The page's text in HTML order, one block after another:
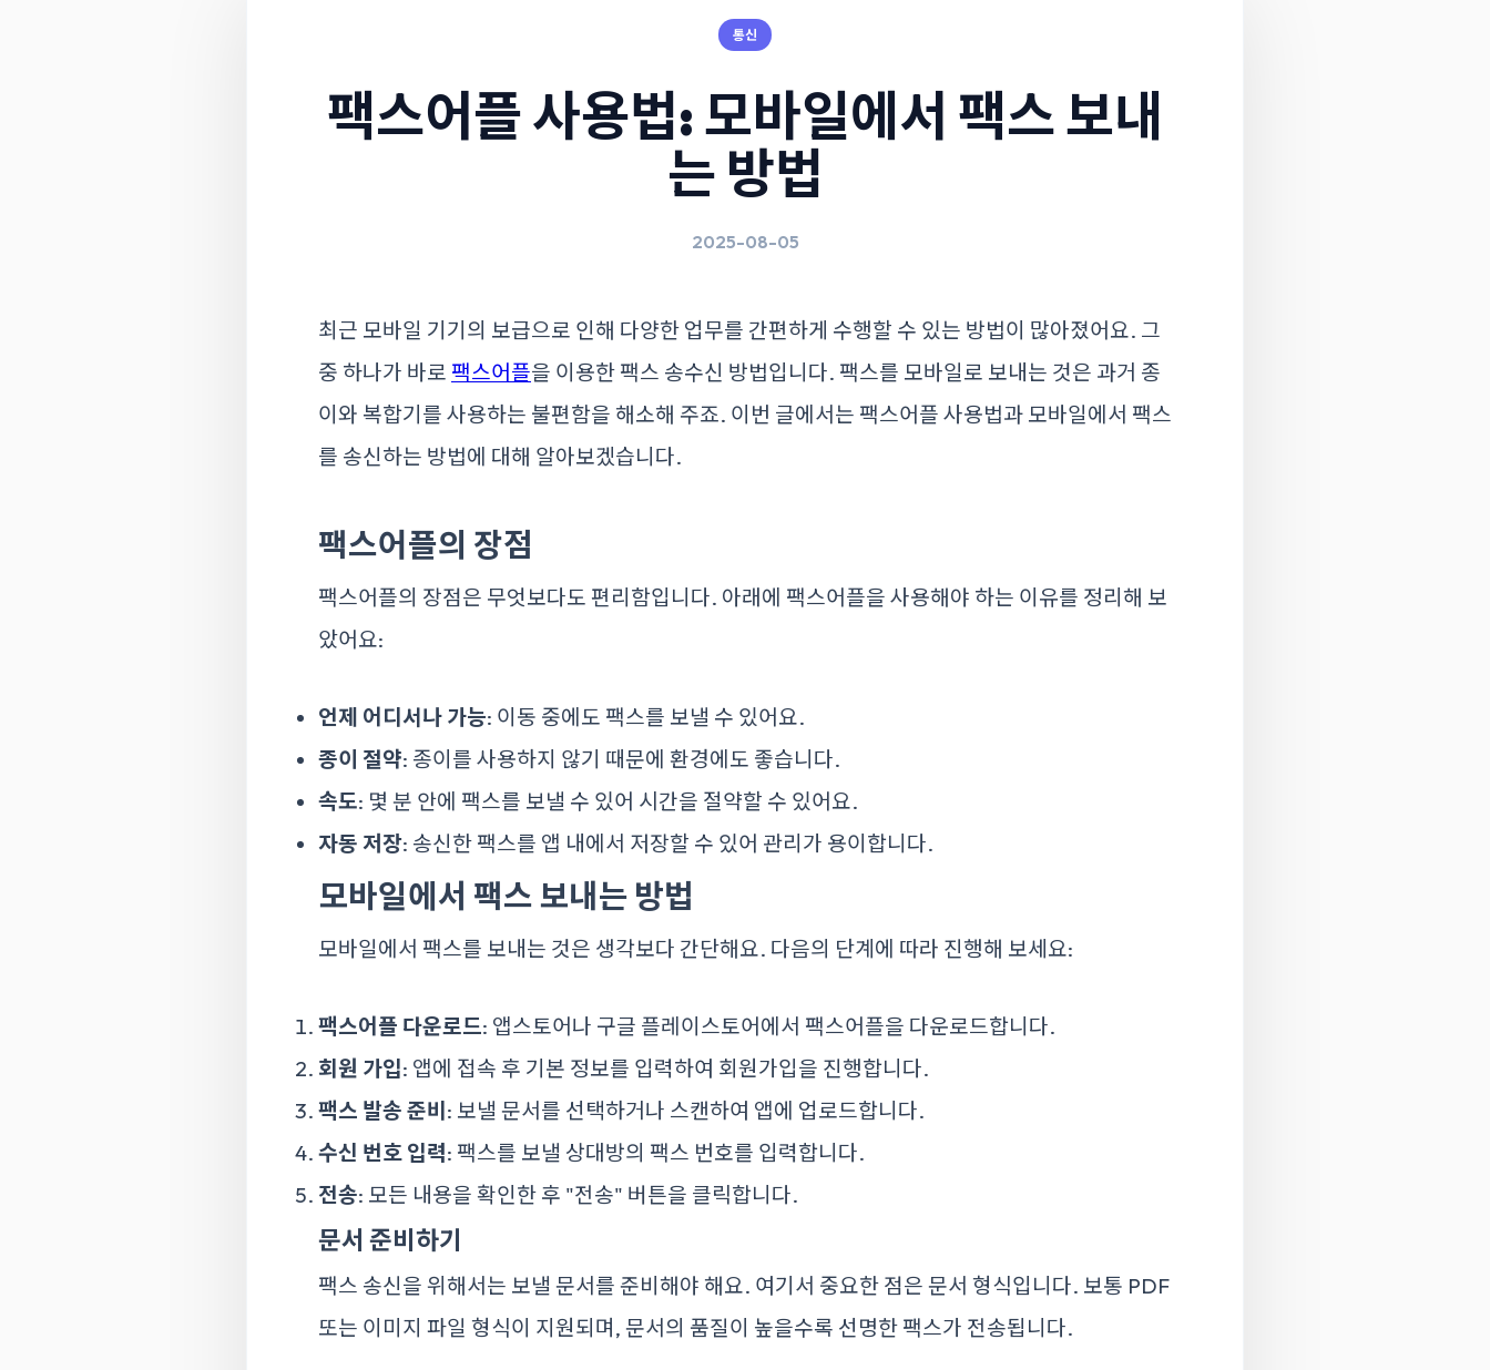
통신
팩스어플 사용법: 모바일에서 팩스 보내
는 방법
2025-08-05
최근 모바일 기기의 보급으로 인해 다양한 업무를 간편하게 수행할 수 있는 방법이 많아졌어요. 그
중 하나가 바로 팩스어플을 이용한 팩스 송수신 방법입니다. 팩스를 모바일로 보내는 것은 과거 종
이와 복합기를 사용하는 불편함을 해소해 주죠. 이번 글에서는 팩스어플 사용법과 모바일에서 팩스
를 송신하는 방법에 대해 알아보겠습니다.
팩스어플의 장점
팩스어플의 장점은 무엇보다도 편리함입니다. 아래에 팩스어플을 사용해야 하는 이유를 정리해 보
았어요:
언제 어디서나 가능: 이동 중에도 팩스를 보낼 수 있어요.
종이 절약: 종이를 사용하지 않기 때문에 환경에도 좋습니다.
속도: 몇 분 안에 팩스를 보낼 수 있어 시간을 절약할 수 있어요.
자동 저장: 송신한 팩스를 앱 내에서 저장할 수 있어 관리가 용이합니다.
모바일에서 팩스 보내는 방법
모바일에서 팩스를 보내는 것은 생각보다 간단해요. 다음의 단계에 따라 진행해 보세요:
팩스어플 다운로드: 앱스토어나 구글 플레이스토어에서 팩스어플을 다운로드합니다.
회원 가입: 앱에 접속 후 기본 정보를 입력하여 회원가입을 진행합니다.
팩스 발송 준비 : 보낼 문서를 선택하거나 스캔하여 앱에 업로드합니다.
수신 번호 입력: 팩스를 보낼 상대방의 팩스 번호를 입력합니다.
전송: 모든 내용을 확인한 후 "전송" 버튼을 클릭합니다.
문서 준비하기
팩스 송신을 위해서는 보낼 문서를 준비해야 해요. 여기서 중요한 점은 문서 형식입니다. 보통 PDF
또는 이미지 파일 형식이 지원되며, 문서의 품질이 높을수록 선명한 팩스가 전송됩니다.